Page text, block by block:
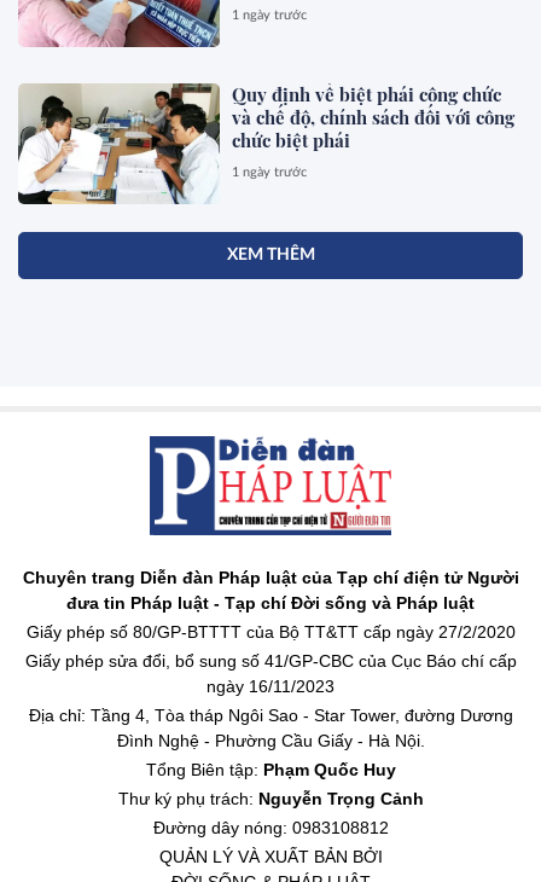
1 ngày trước
Quy định về biệt phái công chức
và chế độ, chính sách đối với công
chức biệt phái
1 ngày trước
XEM THÊM
Chuyên trang Diễn đàn Pháp luật của Tạp chí điện tử Người
đưa tin Pháp luật - Tạp chí Đời sống và Pháp luật
Giấy phép số 80/GP-BTTTT của Bộ TT&TT cấp ngày 27/2/2020
Giấy phép sửa đổi, bổ sung số 41/GP-CBC của Cục Báo chí cấp
ngày 16/11/2023
Địa chỉ: Tầng 4, Tòa tháp Ngôi Sao - Star Tower, đường Dương
Đình Nghệ - Phường Cầu Giấy - Hà Nội.
Tổng Biên tập: Phạm Quốc Huy
Thư ký phụ trách: Nguyễn Trọng Cảnh
Đường dây nóng: 0983108812
QUẢN LÝ VÀ XUẤT BẢN BỞI